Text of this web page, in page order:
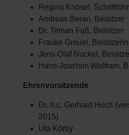
Regina Knösel,
Andreas Beran, Beisitzer
Dr. Tilman Fuß, Beisitzer
Frauke Greuel, Beisitzerin
Jens-Olaf Nuckel,
Hans-Joachim Wolfram,
Ehrenvorsitzende
Dr. h.c. Gerhard Hoch
2015)
Uta Körby